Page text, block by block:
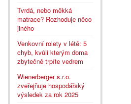
Tvrdá, nebo měkká
matrace? Rozhoduje něco
jiného
Venkovní rolety v létě: 5
chyb, kvůli kterým doma
zbytečně trpíte vedrem
Wienerberger s.r.o.
zveřejňuje hospodářský
výsledek za rok 2025